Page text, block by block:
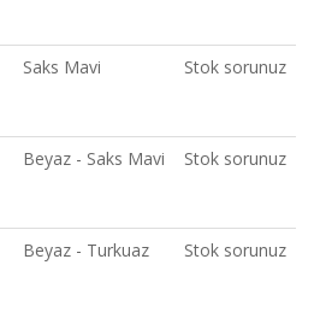
Saks Mavi Stok sorunuz
Beyaz - Saks Mavi Stok sorunuz
Beyaz - Turkuaz Stok sorunuz